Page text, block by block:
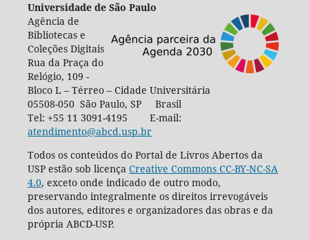
Universidade de São Paulo
Agência de
Bibliotecas e
Coleções Digitais
Rua da Praça do
Relógio, 109 -
Bloco L – Térreo – Cidade Universitária
05508-050 São Paulo, SP Brasil
Tel: +55 11 3091-4195 E-mail:
atendimento@abcd.usp.br
Todos os conteúdos do Portal de Livros Abertos da
USP estão sob licença Creative Commons CC-BY-NC-SA
4.0, exceto onde indicado de outro modo,
preservando integralmente os direitos irrevogáveis
dos autores, editores e organizadores das obras e da
própria ABCD-USP.